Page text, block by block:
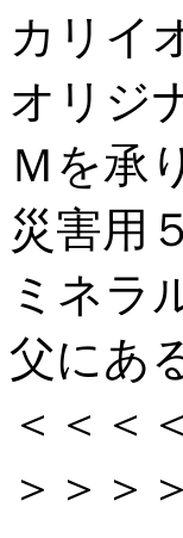
カリイ
オリジ
Ｍを承
災害用
ミネラ
父にあ
＜＜＜
＞＞＞